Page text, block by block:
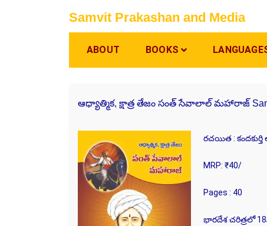
Samvit Prakashan and Media
ABOUT BOOKS
ఆధ్యాత్మిక, క్షాత్ర తేజం సంత్ సేవాలాల్ మహారాజ్ Sant
రచయిత : కందకుర్తి
MRP: ₹40/
Pages : 40
భారదేశ చరిత్రలో